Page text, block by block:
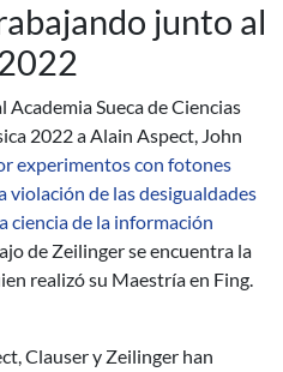
junto al
Academia Sueca de Ciencias
2022 a Alain Aspect, John
experimentos con fotones
violación de las desigualdades
ciencia de la información
de Zeilinger se encuentra la
realizó su Maestría en Fing.
Clauser y Zeilinger han